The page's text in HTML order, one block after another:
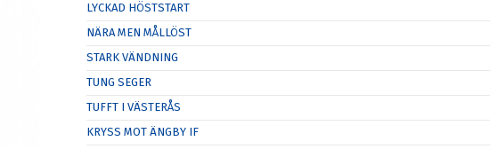
LYCKAD HÖSTSTART
NÄRA MEN MÅLLÖST
STARK VÄNDNING
TUNG SEGER
TUFFT I VÄSTERÅS
KRYSS MOT ÄNGBY IF